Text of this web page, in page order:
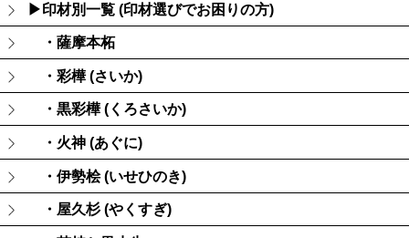
▶印材別一覧 (印材選びでお困りの方)
・薩摩本柘
・彩樺 (さいか)
・黒彩樺 (くろさいか)
・火神 (あぐに)
・伊勢桧 (いせひのき)
・屋久杉 (やくすぎ)